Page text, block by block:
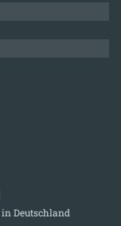
Deutschland